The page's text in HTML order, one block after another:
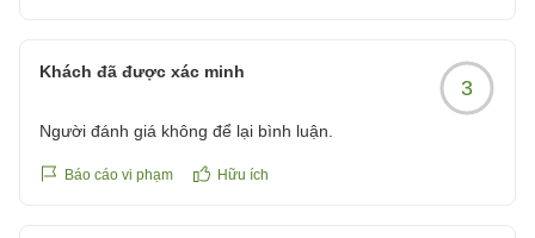
Khách đã được xác minh
3
Người đánh giá không để lại bình luận.
Báo cáo vi phạm Hữu ích